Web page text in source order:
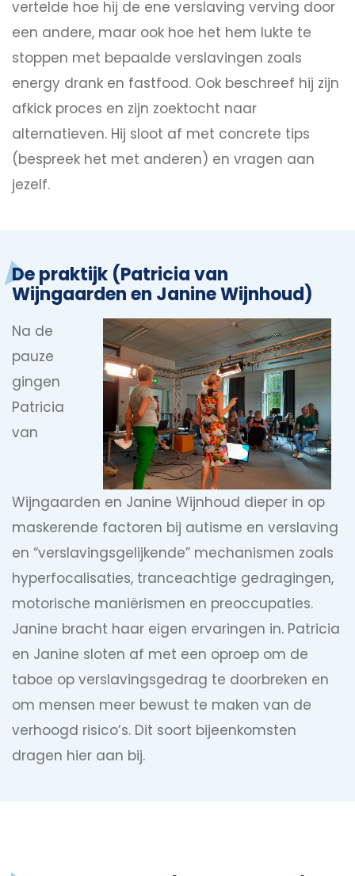
vertelde hoe hij de ene verslaving verving door
een andere, maar ook hoe het hem lukte te
stoppen met bepaalde verslavingen zoals
energy drank en fastfood. Ook beschreef hij zijn
afkick proces en zijn zoektocht naar
alternatieven. Hij sloot af met concrete tips
(bespreek het met anderen) en vragen aan
jezelf.
De praktijk (Patricia van
Wijngaarden en Janine Wijnhoud)
Na de
pauze
gingen
Patricia
van
Wijngaarden en Janine Wijnhoud dieper in op
maskerende factoren bij autisme en verslaving
en “verslavingsgelijkende” mechanismen zoals
hyperfocalisaties, tranceachtige gedragingen,
motorische maniërismen en preoccupaties.
Janine bracht haar eigen ervaringen in. Patricia
en Janine sloten af met een oproep om de
taboe op verslavingsgedrag te doorbreken en
om mensen meer bewust te maken van de
verhoogd risico’s. Dit soort bijeenkomsten
dragen hier aan bij.